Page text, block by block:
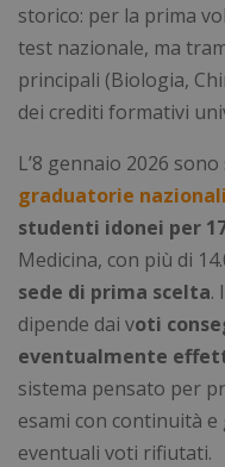
storico: per la prima
test nazionale, ma
principali (Biologia,
dei crediti formativi
L’8 gennaio 2026
graduatorie nazionali
studenti idonei per
Medicina, con più di
sede di prima scelta.
dipende dai voti
eventualmente
sistema pensato per
esami con continuità
eventuali voti rifiutati.